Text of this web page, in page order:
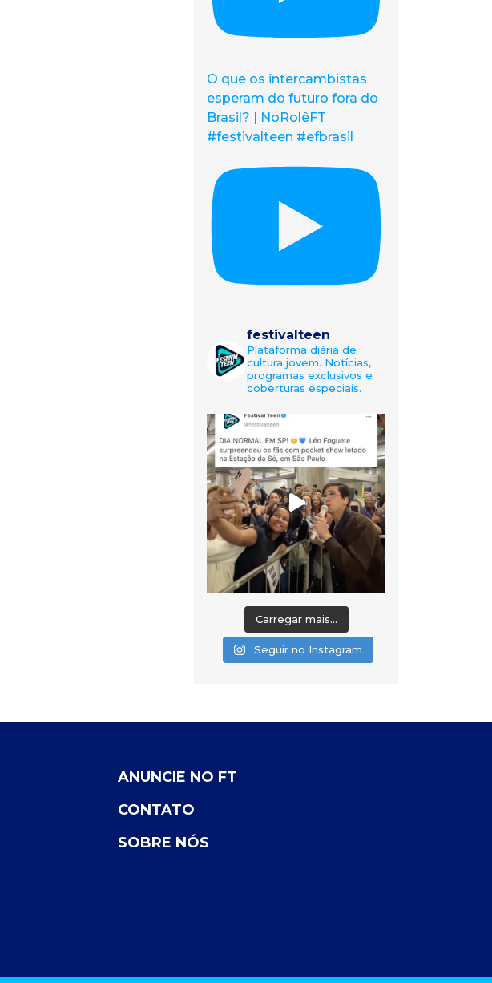
O que os intercambistas
esperam do futuro fora do
Brasil? | NoRolêFT
#festivalteen #efbrasil
festivalteen
Plataforma diária de
cultura jovem. Notícias,
programas exclusivos e
coberturas especiais.
Carregar mais...
Seguir no Instagram
ANUNCIE NO FT
CONTATO
SOBRE NÓS